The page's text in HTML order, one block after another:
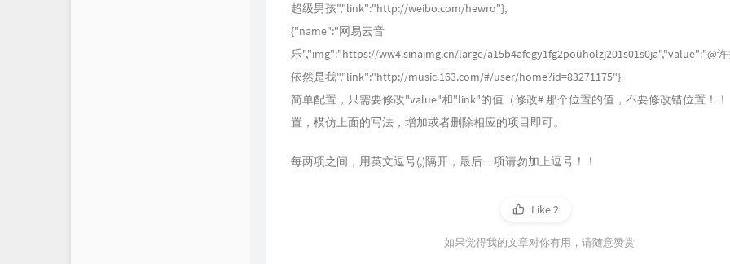
超级男孩","link":"http://weibo.com/hewro"},
{"name":"网易云音
乐","img":"https://ww4.sinaimg.cn/large/a15b4afegy1fg2pouholzj201s01s0ja","value":"@
依然是我","link":"http://music.163.com/#/user/home?id=83271175"}
简单配置，只需要修改"value"和"link"的值（修改# 那个位置的值，不要修改错位置！
置，模仿上面的写法，增加或者删除相应的项目即可。
每两项之间，用英文逗号(,)隔开，最后一项请勿加上逗号！！
Like2
如果觉得我的文章对你有用，请随意赞赏